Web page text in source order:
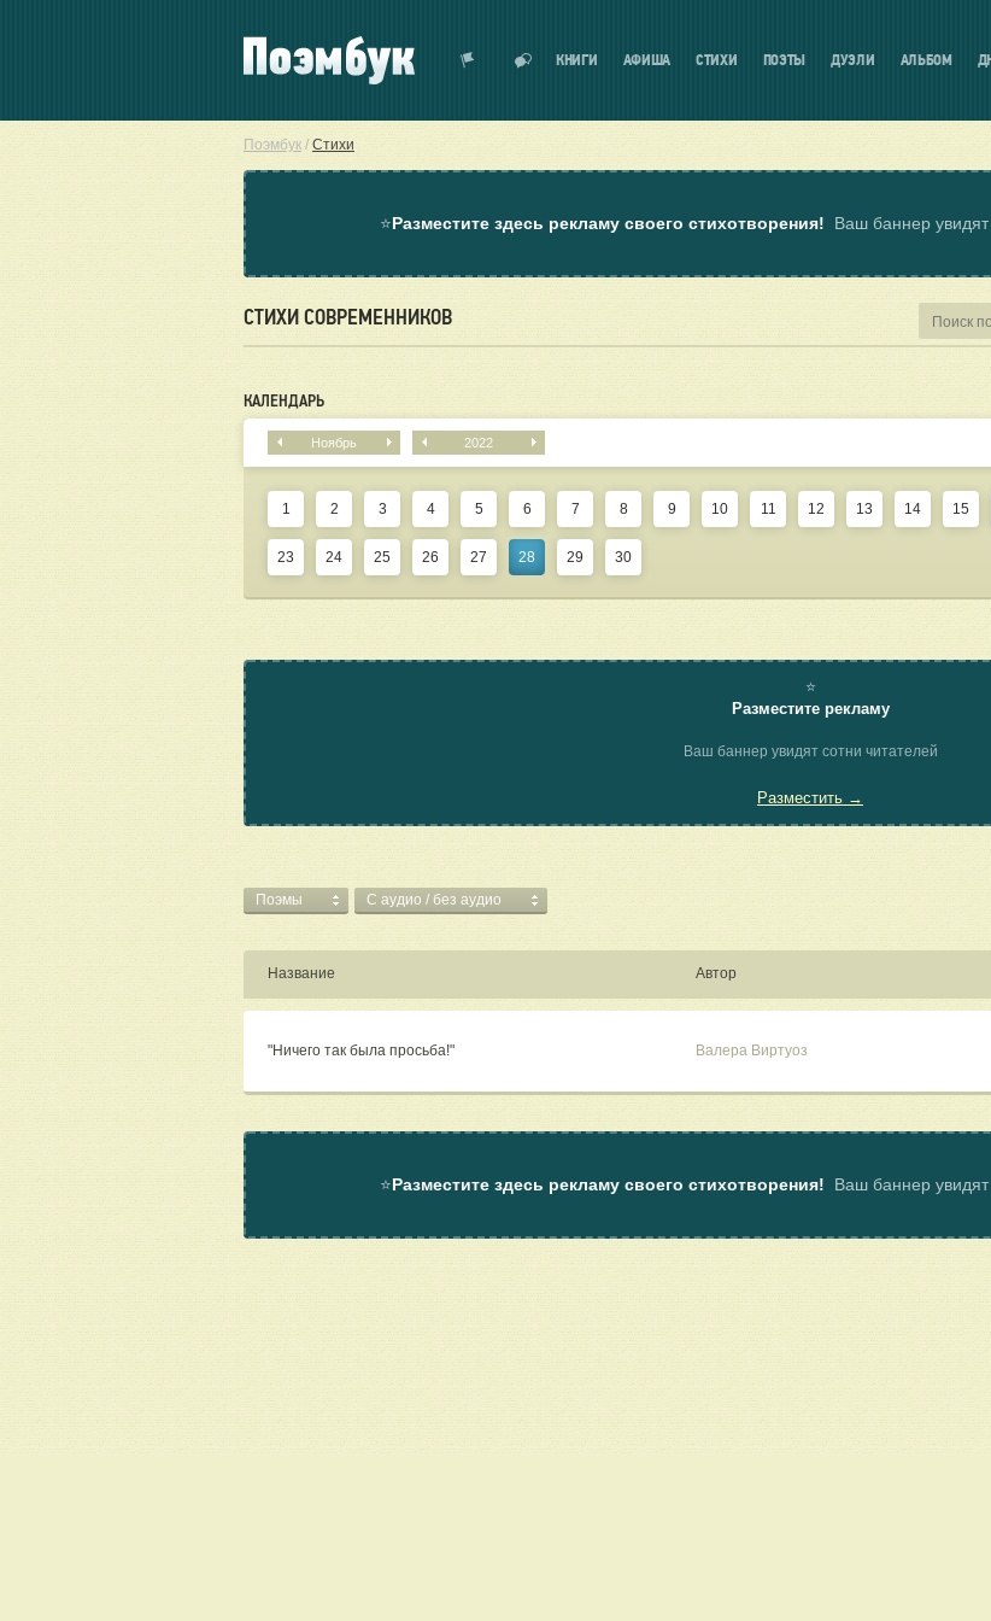
КНИГИ АФИША СТИХИ ПОЭТЫ ДУЭЛИ АЛЬБОМ
Поэмбук / Стихи
⭐Разместите здесь рекламу своего стихотворения! Ваш баннер
СТИХИ СОВРЕМЕННИКОВ
КАЛЕНДАРЬ
Ноябрь 2022
1 2 3 4 5 6 7 8 9 10 11 12 13 14 15
23 24 25 26 27 28 29 30
⭐
Разместите рекламу
Ваш баннер увидят сотни читателей
Разместить →
Поэмы C аудио / без аудио
Название Автор
"Ничего так была просьба!" Валера Виртуоз
⭐Разместите здесь рекламу своего стихотворения! Ваш баннер